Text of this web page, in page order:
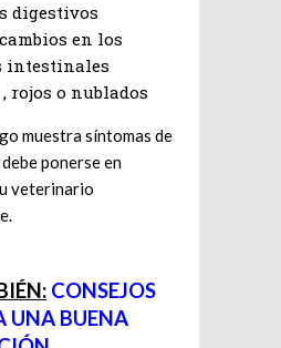
digestivos
en los
intestinales
, rojos o nublados
muestra síntomas de
ponerse en
veterinario
CONSEJOS
UNA BUENA